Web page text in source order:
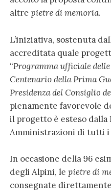
altre pietre di memoria.
L’iniziativa, sostenuta
accreditata quale
“Programma ufficiale
Centenario della Prima
Presidenza del Consiglio
pienamente favorevole
il progetto è esteso
Amministrazioni di tutti i
In occasione della 96
degli Alpini, le pietre di
consegnate